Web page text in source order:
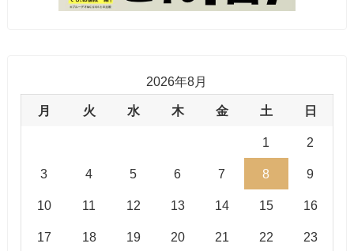
2026年8月
月 火 水 木 金 土 日
1 2
3 4 5 6 7 8 9
10 11 12 13 14 15 16
17 18 19 20 21 22 23